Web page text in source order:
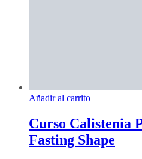
Añadir al carrito
Curso Calistenia
Fasting Shape